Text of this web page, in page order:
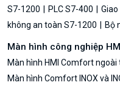
S7-1200
PLC S7-400
không an toàn S7-1200
Bộ
Màn hình công nghiệp
Màn hình HMI Comfort ngoài
Màn hình Comfort INOX và